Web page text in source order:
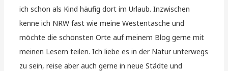
ich schon als Kind häufig dort im Urlaub. Inzwischen
kenne ich NRW fast wie meine Westentasche und
möchte die schönsten Orte auf meinem Blog gerne mit
meinen Lesern teilen. Ich liebe es in der Natur unterwegs
zu sein, reise aber auch gerne in neue Städte und